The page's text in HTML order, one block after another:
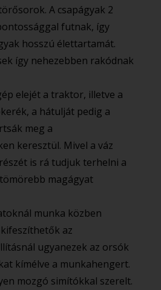
A csapágyak 2
futnak, így
hosszú élettartamát.
így nehezebben rakódnak
elejét a traktor, illetve a
a hátulját pedig a
meg a
keresztül. Mivel a váz
is rá tudjuk terhelni a
magágyat
munka közben
az
ugyanezek az orsók
kímélve a munkahengert.
mozgó simítókkal szerelt.